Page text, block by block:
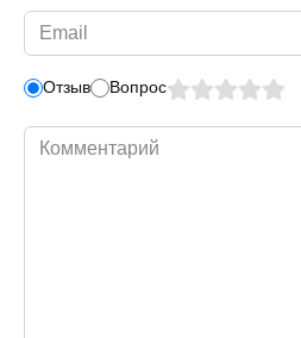
Email
*
Отзыв Вопрос
Комментарий